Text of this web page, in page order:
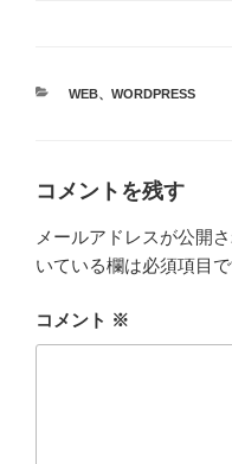
カ
WEB、 WORDPRESS
コメントを残す
メールアドレスが公開
いている欄は必須項目
コメント ※